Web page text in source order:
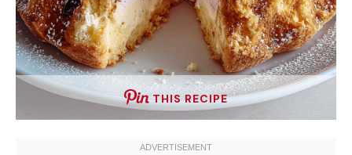
THIS RECIPE